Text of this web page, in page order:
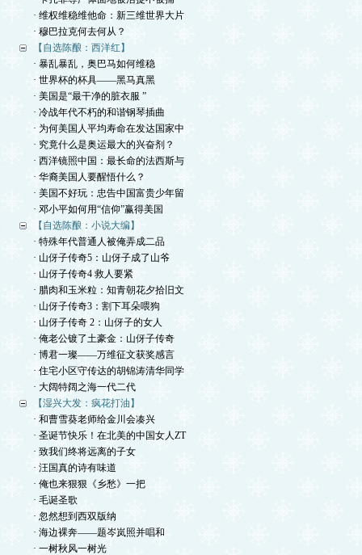
· 维权维稳维他命：新三维世界大片
· 穆巴拉克何去何从？
【自选陈酿：西洋红】
· 暴乱暴乱，奥巴马如何维稳
· 世界杯的杯具——黑马真黑
· 美国是“最干净的脏衣服 ”
· 冷战年代不朽的和谐钢琴插曲
· 为何美国人平均寿命在发达国家中
· 究竟什么是奥运最大的兴奋剂？
· 西洋镜照中国：最长命的法西斯与
· 华裔美国人要醒悟什么？
· 美国不好玩：忠告中国富贵少年留
· 邓小平如何用“信仰”赢得美国
【自选陈酿：小说大编】
· 特殊年代普通人被俺弄成二品
· 山伢子传奇5：山伢子成了山爷
· 山伢子传奇4 救人要紧
· 腊肉和玉米粒：知青朝花夕拾旧文
· 山伢子传奇3：割下耳朵喂狗
· 山伢子传奇 2：山伢子的女人
· 俺老公镀了土豪金：山伢子传奇
· 博君一璨——万维征文获奖感言
· 住宅小区守传达的胡锦涛清华同学
· 大阔特阔之海一代二代
【湿兴大发：疯花打油】
· 和曹雪葵老师给金川会凑兴
· 圣诞节快乐！在北美的中国女人ZT
· 致我们终将远离的子女
· 汪国真的诗有味道
· 俺也来狠狠《乡愁》一把
· 毛诞圣歌
· 忽然想到西双版纳
· 海边裸奔——题岑岚照并唱和
· 一树秋风一树光